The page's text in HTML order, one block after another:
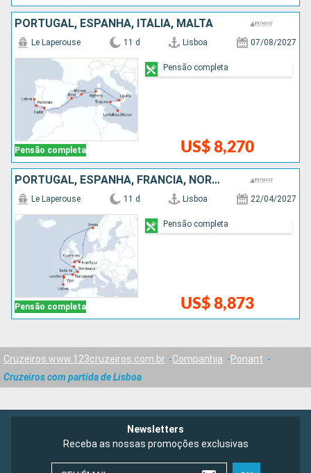
PORTUGAL, ESPANHA, ITÁLIA, MALTA
Pensão completa
Le Laperouse 11 d Lisboa 07/08/2027
US$ 8,270
Pensão completa
PORTUGAL, ESPANHA, FRANCIA, NORUEGA
Pensão completa
Le Laperouse 11 d Lisboa 22/04/2027
US$ 8,873
Pensão completa
Cruzeiros www.123cruzeiros.com.br Companhia
Ponant
Cruzeiros com partida de Lisboa
Newsletters
Receba as nossas promoções exclusivas